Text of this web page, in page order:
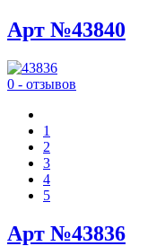
Арт №43840
0 - отзывов
1
2
3
4
5
Арт №43836